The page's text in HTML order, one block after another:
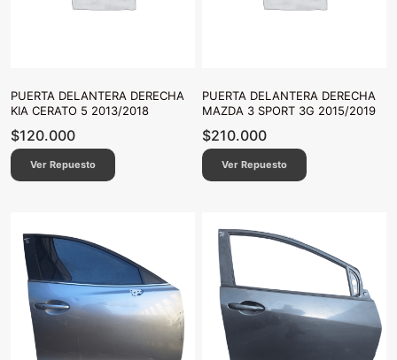
PUERTA DELANTERA DERECHA
KIA CERATO 5 2013/2018
$120.000
Ver Repuesto
PUERTA DELANTERA DERECHA
MAZDA 3 SPORT 3G 2015/2019
$210.000
Ver Repuesto